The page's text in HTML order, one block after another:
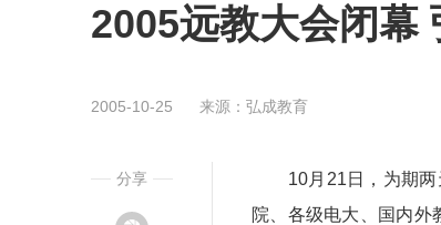
2005远教大会闭幕
2005-10-25 来源：弘成教育
10月21日，为期两
院、各级电大、国内外
分享